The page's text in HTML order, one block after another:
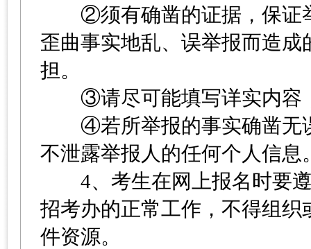
②须有确凿的证据，保证举
歪曲事实地乱、误举报而造
担。
③请尽可能填写详实内容
④若所举报的事实确凿无误
不泄露举报人的任何个人信息
4、考生在网上报名时要遵
招考办的正常工作，不得组
件资源。